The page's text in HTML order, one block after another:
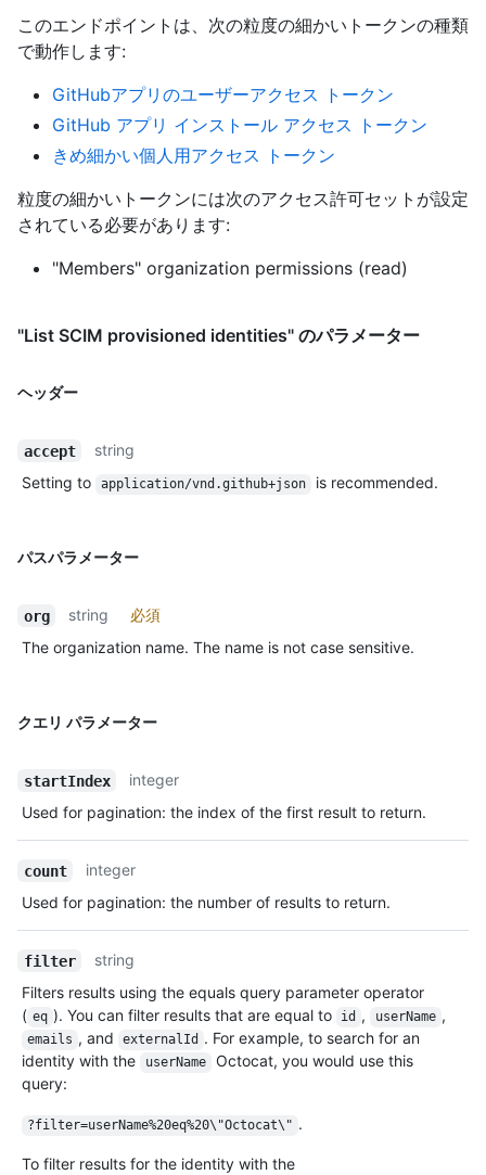
このエンドポイントは、次の粒度の細かいトークンの種類
で動作します:
GitHubアプリのユーザーアクセス トークン
GitHub アプリ インストール アクセス トークン
きめ細かい個人用アクセス トークン
粒度の細かいトークンには次のアクセス許可セットが設定
されている必要があります:
"Members" organization permissions (read)
"List SCIM provisioned identities" のパラメーター
ヘッダー
accept
string
Setting to
application/vnd.github+json is recommended.
パスパラメーター
org string
必須
The organization name. The name is not case sensitive.
クエリ パラメーター
startIndex
integer
Used for pagination: the index of the first result to return.
count
integer
Used for pagination: the number of results to return.
filter
string
Filters results using the equals query parameter operator
( eq ). You can filter results that are equal to id , userName ,
emails , and externalId . For example, to search for an
identity with the
userName
Octocat, you would use this
query:
?filter=userName%20eq%20\"Octocat\" .
To filter results for the identity with the